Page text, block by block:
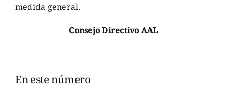
medida general.
Consejo Directivo AAL
En este número